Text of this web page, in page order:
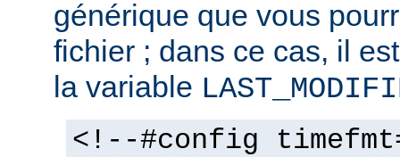
générique que vous
fichier ; dans ce cas, il
la variable
<!--#config